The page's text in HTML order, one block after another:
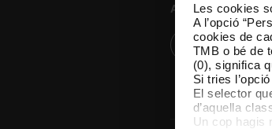
Les cookies
A l’opció
cookies de
TMB o bé de
(0), significa
Si tries
El selector
d’aquella
Un cop hagis
Atenció al client
Resol els